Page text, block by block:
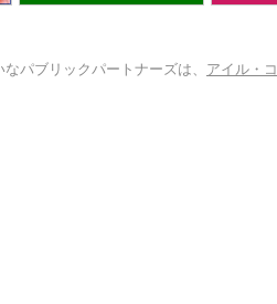
パブリックパートナーズは、 アイル・